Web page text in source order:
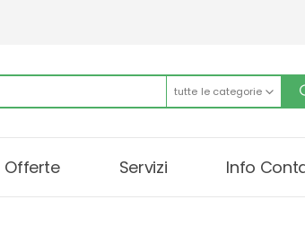
tutte le categorie
Offerte Servizi Info